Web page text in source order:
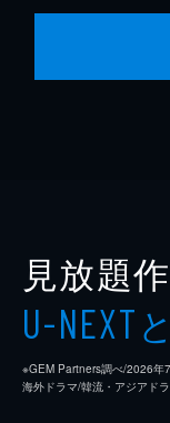
見放題
U-NEXT
※GEM Partners調べ/2026年
海外ドラマ/韓流・アジアド